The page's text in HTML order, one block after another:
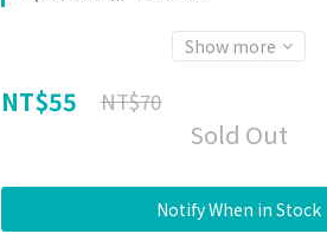
Show more
NT$55 NT$70
Sold Out
Notify When in Stock